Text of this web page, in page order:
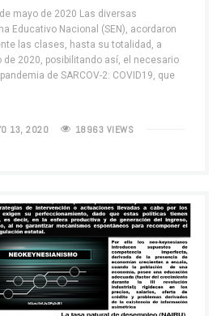
mayo de 2020 Las diversas
Educativo Nacional (SEN), acordaron
las clases, hasta su totalidad, a
de 2020, posibilitando así, el necesario
de SARCOV-2: COVID19, que
13, 2020 18963 VIEWS